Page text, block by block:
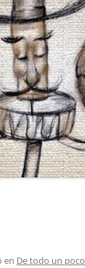
en De todo un poco